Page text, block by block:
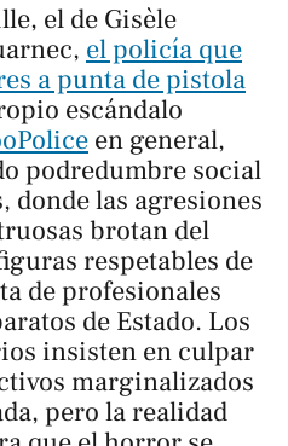
el de Gisèle
el policía que
a punta de pistola
escándalo
en general,
podredumbre social
donde las agresiones
brotan del
respetables de
de profesionales
de Estado. Los
insisten en culpar
marginalizados
pero la realidad